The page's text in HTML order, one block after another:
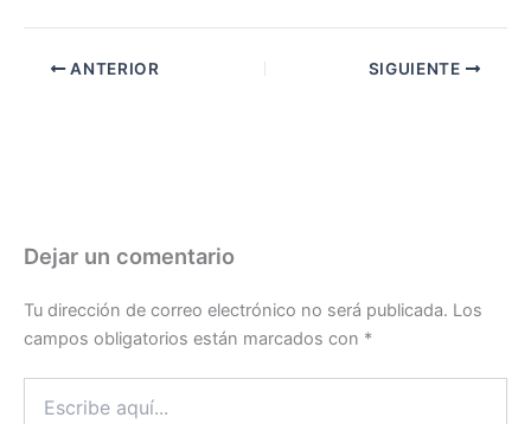
ANTERIOR SIGUIENTE
Dejar un comentario
Tu dirección de correo electrónico no será publicada. Los
campos obligatorios están marcados con *
aquí...